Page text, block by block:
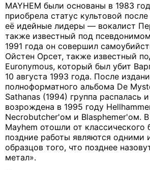
MAYHEM были основаны в 1983
приобрела статус культовой
её идейные лидеры — вокалист
также известный под
1991 года он совершил
Ойстен Орсет, также известный
Euronymous, который был убит
10 августа 1993 года. После
полноформатного альбома De
Sathanas (1994) группа распалась
возрождена в 1995 году
Necrobutcher'ом и Blasphemer'ом.
Mayhem отошли от классического
поздние работы являются одними
образцов того, что позднее
метал».